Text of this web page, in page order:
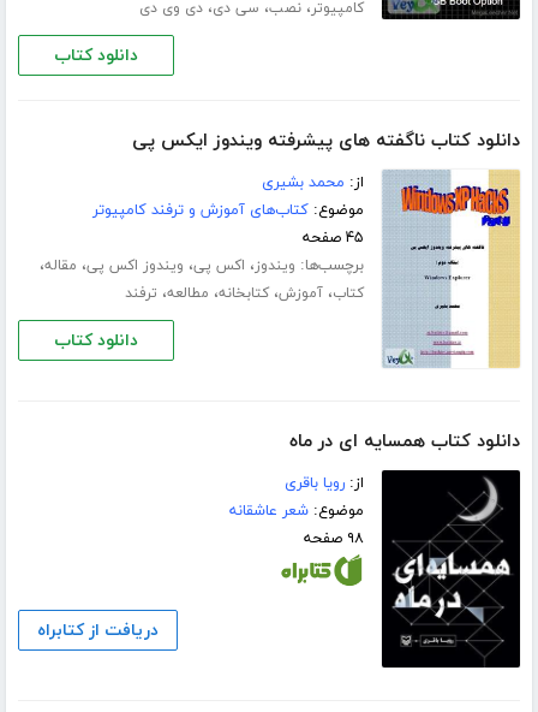
کامپیوتر،نصب، سی دی،دی وی دی
دانلود کتاب
دانلود کتاب ناگفته های پیشرفته ویندوز ایکس پی
از: محمد بشیری
موضوع:کتاب‌های آموزش و ترفند کامپیوتر
۴۵ صفحه
برچسب‌ها: ویندوز، اکس پی، ویندوز اکس پی، مقاله،
کتاب،آموزش،کتابخانه، مطالعه، ترفند
دانلود کتاب
دانلود کتاب همسایه ای در ماه
از:رویا باقری
موضوع:شعر عاشقانه
۹۸ صفحه
دریافت از کتابراه